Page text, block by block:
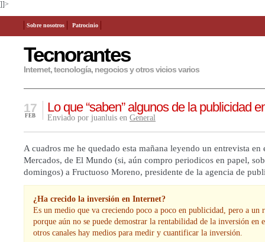
]]>
Tecnorantes
Internet, tecnología, negocios y otros vicios varios
Sobre nosotros Patrocinio
Lo que “saben” algunos de la publicidad
17
FEB Enviado por juanluis en General
A cuadros me he quedado esta mañana leyendo un entrevista en
Mercados, de El Mundo (si, aún compro periodicos en papel,
domingos) a Fructuoso Moreno, presidente de la agencia de
¿Ha crecido la inversión en Internet?
Es un medio que va creciendo poco a poco en publicidad, pero a un
porque aún no se puede demostrar la rentabilidad de la inversión en
otros canales hay medios para medir y cuantificar la inversión.